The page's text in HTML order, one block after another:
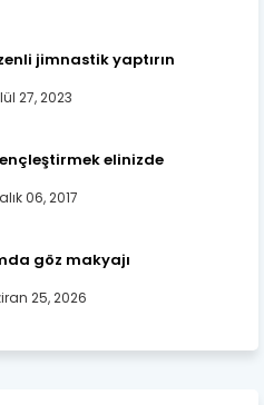
jimnastik yaptırın
27, 2023
elinizde
06, 2017
göz makyajı
25, 2026